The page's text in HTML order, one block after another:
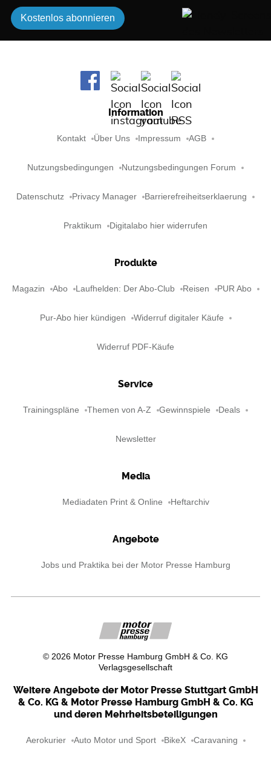
Kostenlos abonnieren
Information
Kontakt Über Uns Impressum AGB
Nutzungsbedingungen Nutzungsbedingungen Forum
Datenschutz Privacy Manager Barrierefreiheitserklaerung
Praktikum Digitalabo hier widerrufen
Produkte
Magazin Abo Laufhelden: Der Abo-Club Reisen PUR Abo
Pur-Abo hier kündigen Widerruf digitaler Käufe
Widerruf PDF-Käufe
Service
Trainingspläne Themen von A-Z Gewinnspiele Deals
Newsletter
Media
Mediadaten Print & Online Heftarchiv
Angebote
Jobs und Praktika bei der Motor Presse Hamburg
© 2026 Motor Presse Hamburg GmbH & Co. KG
Verlagsgesellschaft
Weitere Angebote der Motor Presse Stuttgart GmbH
& Co. KG & Motor Presse Hamburg GmbH & Co. KG
und deren Mehrheitsbeteiligungen
Aerokurier Auto Motor und Sport BikeX Caravaning